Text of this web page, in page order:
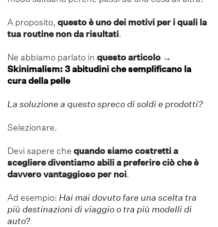
A proposito, questo è uno dei motivi per i quali la
tua routine non da risultati.
Ne abbiamo parlato in questo articolo →
Skinimalism: 3 abitudini che semplificano la
cura della pelle
La soluzione a questo spreco di soldi e prodotti?
Selezionare.
Devi sapere che quando siamo costretti a
scegliere diventiamo abili a preferire ciò che è
davvero vantaggioso per noi.
Ad esempio: Hai mai dovuto fare una scelta tra
più destinazioni di viaggio o tra più modelli di
auto?